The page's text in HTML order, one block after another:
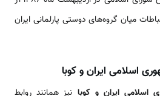
میان گروه‌های دوستی پارلمانی ایران
اسلامی ایران و کوبا
اسلامی ایران و کوبا نیز همانند روابط